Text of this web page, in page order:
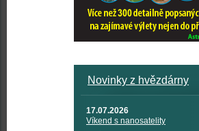
Novinky z hvězdárny
17.07.2026
Víkend s nanosatelity